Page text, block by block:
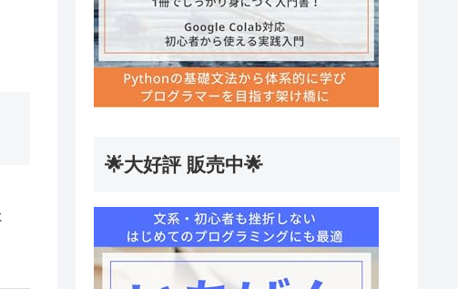
🌟大好評 販売中🌟